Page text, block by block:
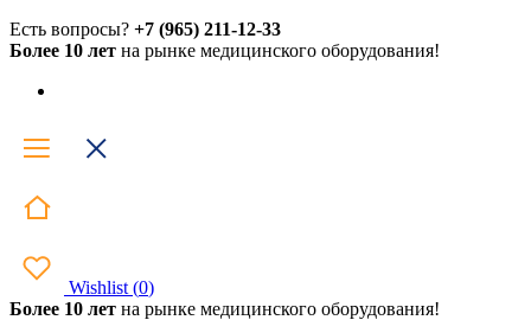
Есть вопросы? +7 (965) 211-12-33
Более 10 лет на рынке медицинского оборудования!
Wishlist (0)
Более 10 лет на рынке медицинского оборудования!